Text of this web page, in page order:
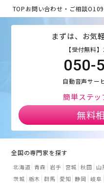
TOPお問い合わせ・ご相談
まずは、お気
【受付無料
050-
自動音声サー
簡単ステ
無料
全国の専門家を探す
北海道 青森 岩手 宮城 秋田 山
茨城 栃木 群馬 愛知 静岡 岐阜